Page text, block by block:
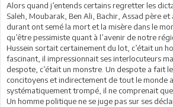
Alors quand j’entends certains regretter les
Saleh, Moubarak, Ben Ali, Bachir, Assad père
durant ont semé la mort et la misère dans le
qu’être pessimiste quant à l’avenir de notre
Hussein sortait certainement du lot, c’était un
fascinant, il impressionnait ses interlocuteurs
despote, c’était un monstre. Un despote a fait
concitoyens et indirectement de tout le monde
systématiquement trompé, il ne comprenait
Un homme politique ne se juge pas sur ses